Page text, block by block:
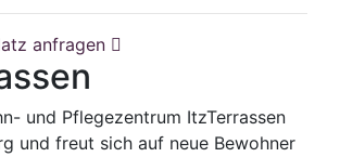
anfragen
und Pflegezentrum ItzTerrassen
und freut sich auf neue Bewohner